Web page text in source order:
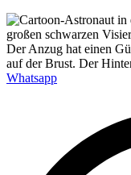
Whatsapp